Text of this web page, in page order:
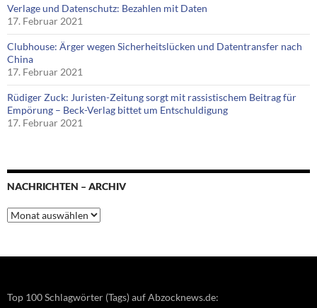
Verlage und Datenschutz: Bezahlen mit Daten
17. Februar 2021
Clubhouse: Ärger wegen Sicherheitslücken und Datentransfer nach
China
17. Februar 2021
Rüdiger Zuck: Juristen-Zeitung sorgt mit rassistischem Beitrag für
Empörung – Beck-Verlag bittet um Entschuldigung
17. Februar 2021
NACHRICHTEN – ARCHIV
Nachrichten
–
Top 100 Schlagwörter (Tags) auf Abzocknews.de: